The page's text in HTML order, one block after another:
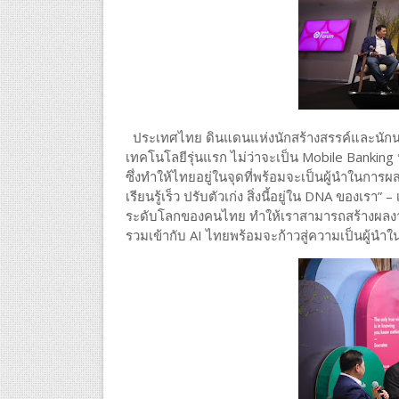
ประเทศไทย ดินแดนแห่งนักสร้างสรรค์และนั
เทคโนโลยีรุ่นแรก ไม่ว่าจะเป็น Mobile
ซึ่งทำให้ไทยอยู่ในจุดที่พร้อมจะเป็นผู้นำในการ
เรียนรู้เร็ว ปรับตัวเก่ง สิ่งนี้อยู่ใน DNA ของเรา”
ระดับโลกของคนไทย ทำให้เราสามารถสร้างผ
รวมเข้ากับ AI ไทยพร้อมจะก้าวสู่ความเป็นผู้นำ